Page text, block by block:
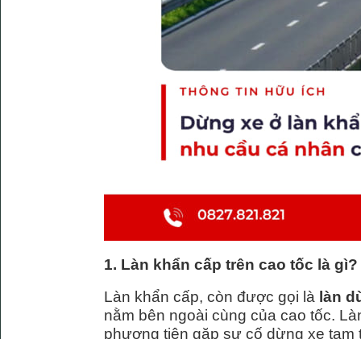
1. Làn khẩn cấp trên cao tốc là gì?
Làn khẩn cấp, còn được gọi là làn
nằm bên ngoài cùng của cao tốc.
phương tiện gặp sự cố dừng xe tạm